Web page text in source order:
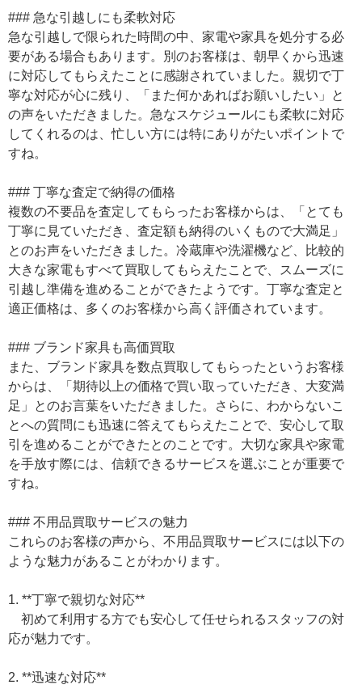
### 急な引越しにも柔軟対応
急な引越しで限られた時間の中、家電や家具を処分する必
要がある場合もあります。別のお客様は、朝早くから迅速
に対応してもらえたことに感謝されていました。親切で丁
寧な対応が心に残り、「また何かあればお願いしたい」と
の声をいただきました。急なスケジュールにも柔軟に対応
してくれるのは、忙しい方には特にありがたいポイントで
すね。
### 丁寧な査定で納得の価格
複数の不要品を査定してもらったお客様からは、「とても
丁寧に見ていただき、査定額も納得のいくもので大満足」
とのお声をいただきました。冷蔵庫や洗濯機など、比較的
大きな家電もすべて買取してもらえたことで、スムーズに
引越し準備を進めることができたようです。丁寧な査定と
適正価格は、多くのお客様から高く評価されています。
### ブランド家具も高価買取
また、ブランド家具を数点買取してもらったというお客様
からは、「期待以上の価格で買い取っていただき、大変満
足」とのお言葉をいただきました。さらに、わからないこ
とへの質問にも迅速に答えてもらえたことで、安心して取
引を進めることができたとのことです。大切な家具や家電
を手放す際には、信頼できるサービスを選ぶことが重要で
すね。
### 不用品買取サービスの魅力
これらのお客様の声から、不用品買取サービスには以下の
ような魅力があることがわかります。
1. **丁寧で親切な対応**
初めて利用する方でも安心して任せられるスタッフの対
応が魅力です。
2. **迅速な対応**